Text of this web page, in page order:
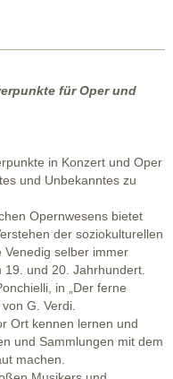
für Oper und
in Konzert und Oper
und Unbekanntes zu
Opernwesens bietet
der soziokulturellen
Venedig selber immer
19. und 20. Jahrhundert.
in „Der ferne
von G. Verdi.
Ort kennen lernen und
und Sammlungen mit dem
machen.